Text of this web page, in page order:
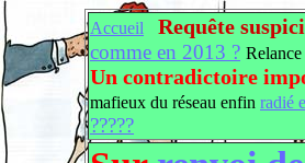
Accueil Requête
comme en 2013 ? Relance
Un contradictoire
mafieux du réseau enfin radié
?????